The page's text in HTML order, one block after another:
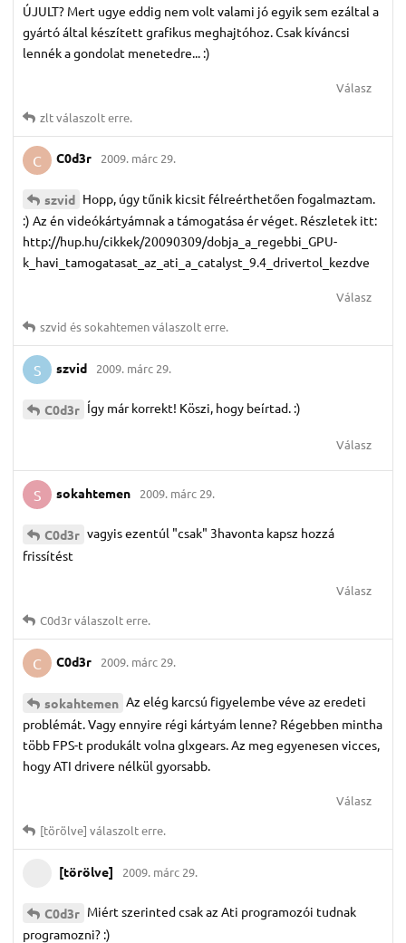
ÚJULT? Mert ugye eddig nem volt valami jó egyik sem ezáltal a
gyártó által készített grafikus meghajtóhoz. Csak kíváncsi
lennék a gondolat menetedre... :)
Válasz
zltválaszolt erre.
C C0d3r 2009. márc 29.
szvid Hopp, úgy tűnik kicsit félreérthetően fogalmaztam.
:) Az én videókártyámnak a támogatása ér véget. Részletek itt:
http://hup.hu/cikkek/20090309/dobja_a_regebbi_GPU-
k_havi_tamogatasat_az_ati_a_catalyst_9.4_drivertol_kezdve
Válasz
szvid éssokahtemenválaszolt erre.
S szvid 2009. márc 29.
C0d3r Így már korrekt! Köszi, hogy beírtad. :)
Válasz
S sokahtemen 2009. márc 29.
C0d3r vagyis ezentúl "csak" 3havonta kapsz hozzá
frissítést
Válasz
C0d3rválaszolt erre.
C C0d3r 2009. márc 29.
sokahtemen Az elég karcsú figyelembe véve az eredeti
problémát. Vagy ennyire régi kártyám lenne? Régebben mintha
több FPS-t produkált volna glxgears. Az meg egyenesen vicces,
hogy ATI drivere nélkül gyorsabb.
Válasz
[törölve] válaszolt erre.
[törölve] 2009. márc 29.
C0d3r Miért szerinted csak az Ati programozói tudnak
programozni? :)